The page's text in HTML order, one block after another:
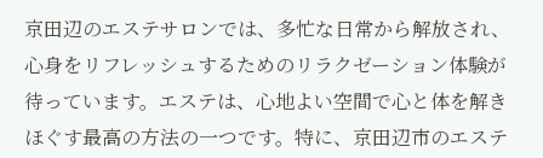
京田辺のエステサロンでは、多忙な日常から解放され、
心身をリフレッシュするためのリラクゼーション体験が
待っています。エステは、心地よい空間で心と体を解き
ほぐす最高の方法の一つです。特に、京田辺市のエステ